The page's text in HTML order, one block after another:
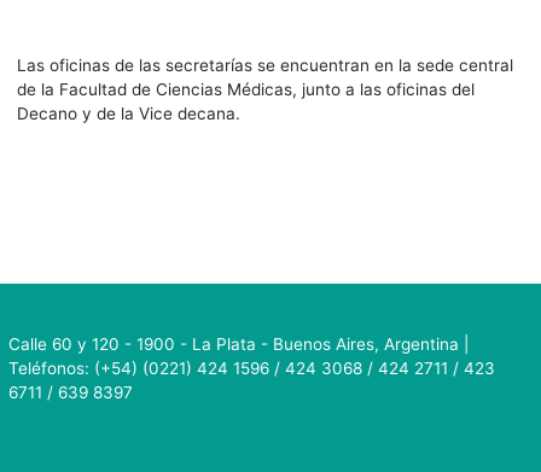
Las oficinas de las secretarías se encuentran en la sede central
de la Facultad de Ciencias Médicas, junto a las oficinas del
Decano y de la Vice decana.
Calle 60 y 120 - 1900 - La Plata - Buenos Aires, Argentina |
Teléfonos: (+54) (0221) 424 1596 / 424 3068 / 424 2711 / 423
6711 / 639 8397